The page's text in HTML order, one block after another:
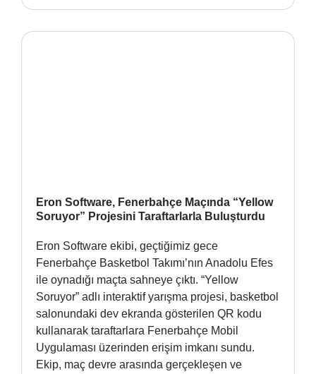
Eron Software, Fenerbahçe Maçında “Yellow
Soruyor” Projesini Taraftarlarla Buluşturdu
Eron Software ekibi, geçtiğimiz gece
Fenerbahçe Basketbol Takımı’nın Anadolu Efes
ile oynadığı maçta sahneye çıktı. “Yellow
Soruyor” adlı interaktif yarışma projesi, basketbol
salonundaki dev ekranda gösterilen QR kodu
kullanarak taraftarlara Fenerbahçe Mobil
Uygulaması üzerinden erişim imkanı sundu.
Ekip, maç devre arasında gerçekleşen ve